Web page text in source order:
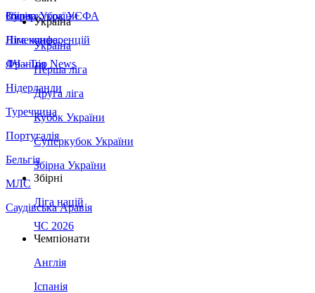
Збірна України
Італія
Німеччина
Франція
Нідерланди
Туреччина
Португалія
Бельгія
МЛС
Саудівська Аравія
Суперкубок УЄФА
Ліга конференцій
ЛЧ - Top News
Україна
Україна
Перша ліга
Друга ліга
Кубок України
Суперкубок України
Збірна України
Збірні
Ліга націй
ЧС 2026
Чемпіонати
Англія
Іспанія